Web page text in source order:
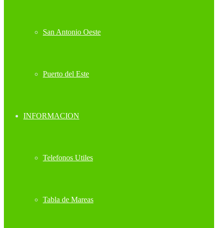
San Antonio Oeste
Puerto del Este
INFORMACION
Telefonos Utiles
Tabla de Mareas